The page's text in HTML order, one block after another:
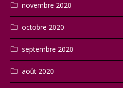
novembre 2020
octobre 2020
septembre 2020
août 2020